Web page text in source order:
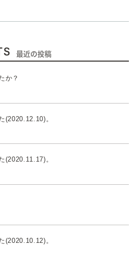
最近の投稿
か？
(2020.12.10)。
(2020.11.17)。
(2020.10.12)。